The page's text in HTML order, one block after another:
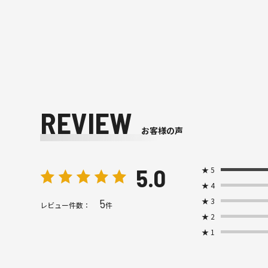
REVIEW お客様の声
5.0
レビュー件数： 5件
★5
★4
★3
★ 2
★ 1